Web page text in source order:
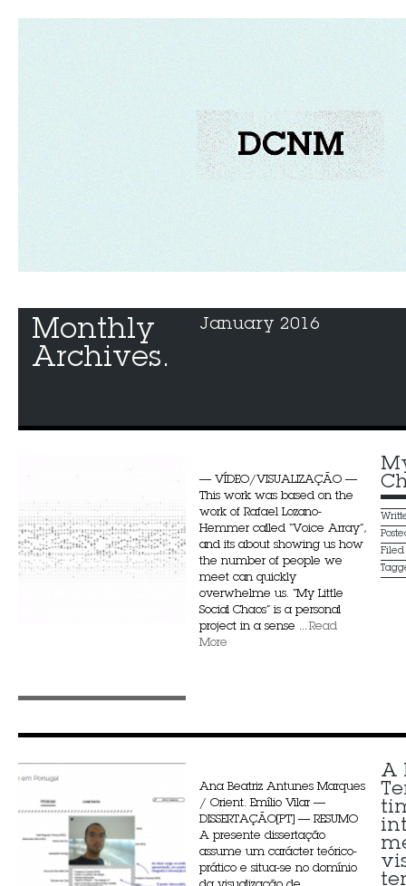
Monthly
Archives.
January 2016
— VÍDEO/VISUALIZAÇÃO —
This work was based on the
work of Rafael Lozano-
Hemmer called “Voice Array”,
and its about showing us how
the number of people we
meet can quickly
overwhelme us. “My Little
Social Chaos” is a personal
project in a sense ... Read
More
Ana Beatriz Antunes Marques
/ Orient. Emílio Vilar —
DISSERTAÇÃO[PT] — RESUMO
A presente dissertação
assume um carácter teórico-
prático e situa-se no domínio
A